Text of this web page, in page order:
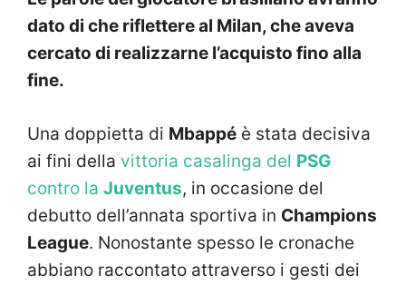
dato di che riflettere al Milan, che aveva
cercato di realizzarne l’acquisto fino alla
fine.
Una doppietta di Mbappé è stata decisiva
ai fini della vittoria casalinga del PSG
contro la Juventus, in occasione del
debutto dell’annata sportiva in Champions
League. Nonostante spesso le cronache
abbiano raccontato attraverso i gesti dei